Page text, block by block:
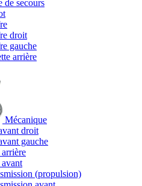
de secours
droit
gauche
arrière
Mécanique
droit
gauche
(propulsion)